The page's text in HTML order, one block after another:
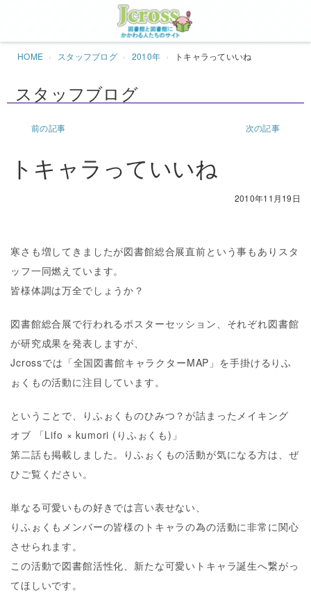
HOME スタッフブログ 2010年 トキャラっていいね
スタッフブログ
前の記事 次の記事
トキャラっていいね
2010年11月19日
寒さも増してきましたが図書館総合展直前という事もありスタ
ッフ一同燃えています。
皆様体調は万全でしょうか？
図書館総合展で行われるポスターセッション、それぞれ図書館
が研究成果を発表しますが、
Jcrossでは「全国図書館キャラクターMAP」を手掛けるりふ
ぉくもの活動に注目しています。
ということで、りふぉくものひみつ？が詰まったメイキング
オブ 「Lifo × kumori (りふぉくも)」
第二話も掲載しました。りふぉくもの活動が気になる方は、ぜ
ひご覧ください。
単なる可愛いもの好きでは言い表せない、
りふぉくもメンバーの皆様のトキャラの為の活動に非常に関心
させられます。
この活動で図書館活性化、新たな可愛いトキャラ誕生へ繋がっ
てほしいです。